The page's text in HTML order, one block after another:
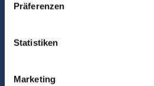
Präferenzen
Statistiken
Marketing